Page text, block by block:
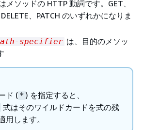
メソッドの HTTP 動詞です。GET、
、PATCH のいずれかになりま
specifier は、目的のメソッ
ド ( * ) を指定すると、
式はそのワイルドカードを式の残
用します。